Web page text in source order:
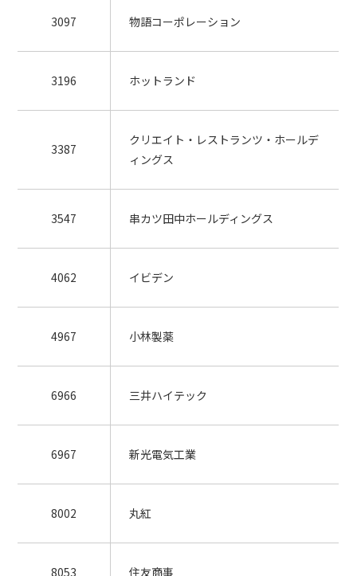
3097 物語コーポレーション
3196 ホットランド
3387
クリエイト・レストランツ・ホールデ
ィングス
3547 串カツ田中ホールディングス
4062 イビデン
4967 小林製薬
6966 三井ハイテック
6967 新光電気工業
8002 丸紅
8053 住友商事